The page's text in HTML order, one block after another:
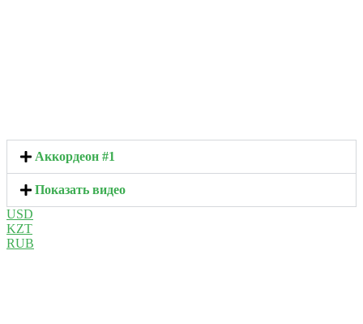
Аккордеон #1
Показать видео
USD
KZT
RUB